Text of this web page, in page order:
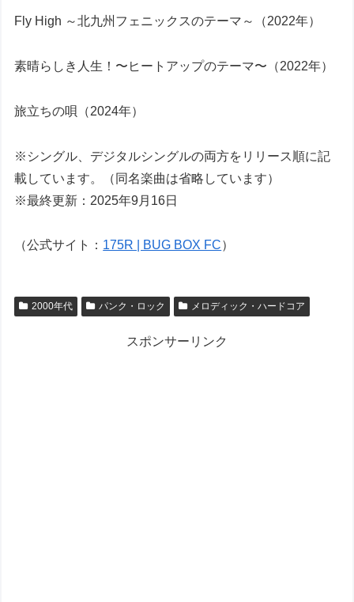
Fly High ～北九州フェニックスのテーマ～（2022年）
素晴らしき人生！〜ヒートアップのテーマ〜（2022年）
旅立ちの唄（2024年）
※シングル、デジタルシングルの両方をリリース順に記
載しています。（同名楽曲は省略しています）
※最終更新：2025年9月16日
（公式サイト： 175R | BUG BOX FC）
2000年代 パンク・ロック メロディック・ハードコア
スポンサーリンク